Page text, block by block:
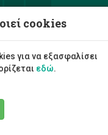
cookies
για να εξασφαλίσει
εδώ.